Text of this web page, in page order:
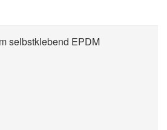
selbstklebend EPDM